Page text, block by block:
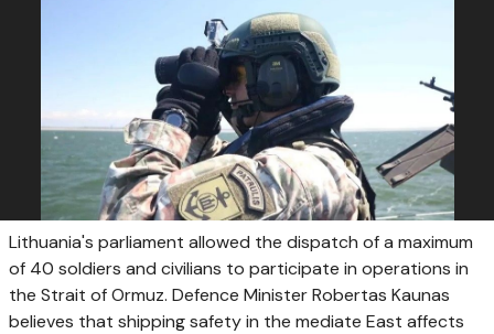
Lithuania's parliament allowed the dispatch of a maximum
of 40 soldiers and civilians to participate in operations in
the Strait of Ormuz. Defence Minister Robertas Kaunas
believes that shipping safety in the mediate East affects